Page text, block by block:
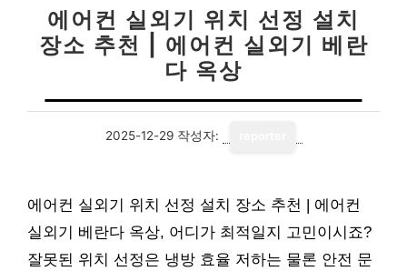
에어컨 실외기 위치 선정 설치
장소 추천 | 에어컨 실외기 베란
다 옥상
2025-12-29 작성자:
에어컨 실외기 위치 선정 설치 장소 추천 | 에어컨
실외기 베란다 옥상, 어디가 최적일지 고민이시죠?
잘못된 위치 선정은 냉방 효율 저하는 물론 안전 문